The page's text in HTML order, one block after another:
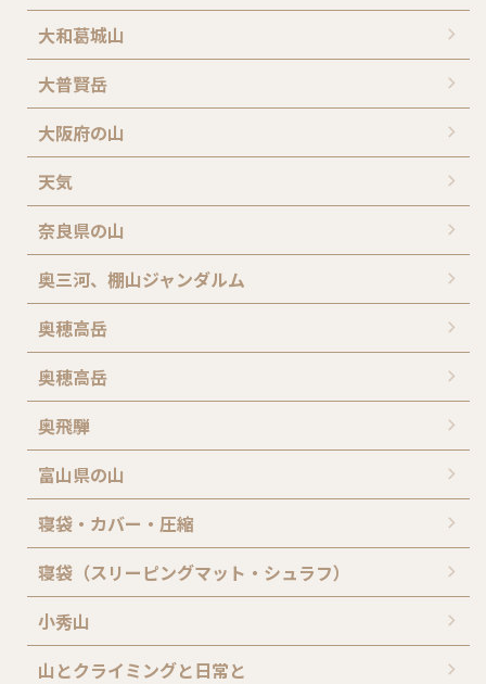
大和葛城山
大普賢岳
大阪府の山
天気
奈良県の山
奥三河、棚山ジャンダルム
奥穂高岳
奥穂高岳
奥飛騨
富山県の山
寝袋・カバー・圧縮
寝袋（スリーピングマット・シュラフ）
小秀山
山とクライミングと日常と